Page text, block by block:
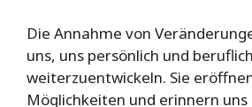
Die Annahme von
uns, uns persönlich und beruflich
weiterzuentwickeln. Sie
Möglichkeiten und erinnern